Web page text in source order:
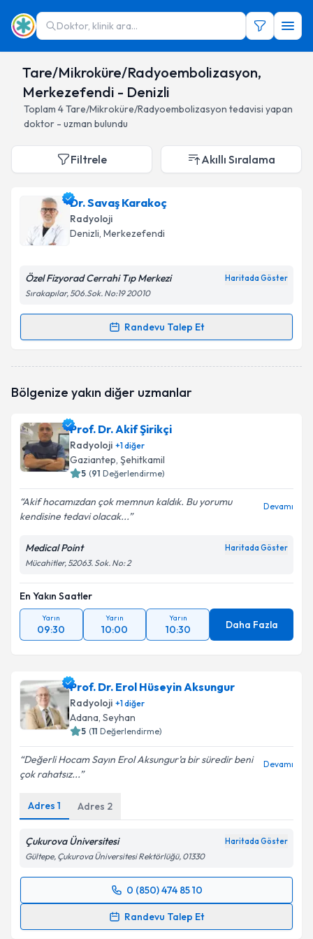
Doktor, klinik ara...
Tare/Mikroküre/Radyoembolizasyon,
Merkezefendi - Denizli
Toplam 4Tare/Mikroküre/Radyoembolizasyon tedavisi yapan
doktor - uzman bulundu
Filtrele Akıllı Sıralama
Dr. Savaş Karakoç
Radyoloji
Denizli, Merkezefendi
Özel Fizyorad Cerrahi Tıp Merkezi Haritada Göster
Sırakapılar, 506.Sok. No:19 20010
Randevu Talep Et
Randevu Takvimi Talebi
oluşturun. Size bu uzmandan randevu almanız için bir
E-posta Adresiniz
Kişisel verilerimin işlenmesine ilişkinAydınlatma
Metni'ni okudum ve kişisel verilerimin belirtilen
Bölgenize yakın diğer uzmanlar
Prof. Dr. Akif Şirikçi
Radyoloji +1diğer
Gaziantep, Şehitkamil
5 (91 Değerlendirme)
Akif hocamızdan çok memnun kaldık. Bu yorumu
kendisine tedavi olacak...
Devamı
Medical Point Haritada Göster
Mücahitler, 52063. Sok. No: 2
En Yakın Saatler
Yarın
09:30
Yarın
10:00
Yarın
10:30 Daha Fazla
Prof. Dr. Erol Hüseyin Aksungur
Radyoloji +1diğer
Adana, Seyhan
5 (11 Değerlendirme)
Değerli Hocam Sayın Erol Aksungur’a bir süredir beni
çok rahatsız...
Devamı
Adres 1 Adres 2
Çukurova Üniversitesi Haritada Göster
Gültepe, Çukurova Üniversitesi Rektörlüğü, 01330
0 (850) 474 85 10
Randevu Talep Et
Randevu Takvimi Talebi